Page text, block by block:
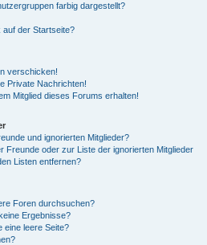
farbig dargestellt?
auf der Startseite?
verschicken!
Private Nachrichten!
Mitglied dieses Forums erhalten!
und ignorierten Mitglieder?
Freunde oder zur Liste der ignorierten Mitglieder
Listen entfernen?
Foren durchsuchen?
Ergebnisse?
eine leere Seite?